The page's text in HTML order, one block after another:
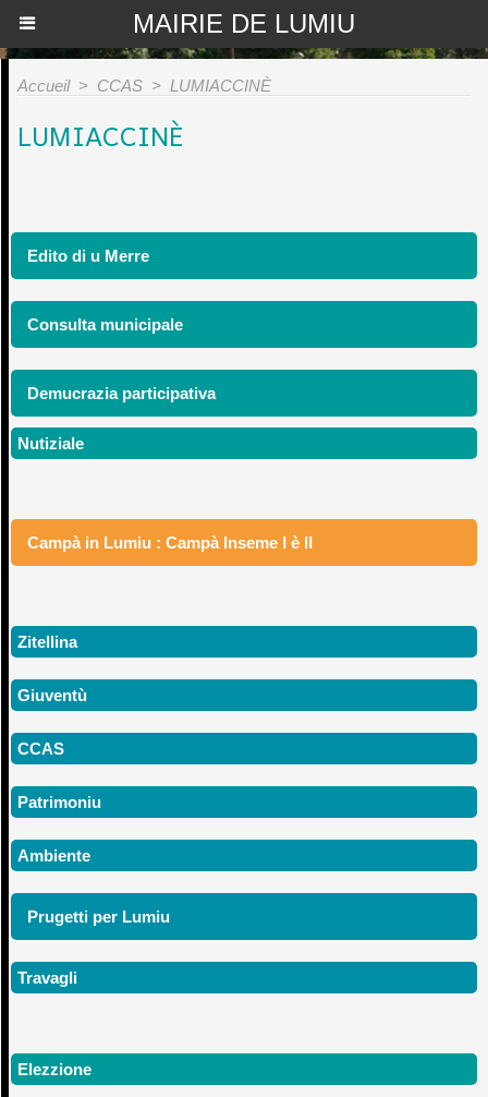
MAIRIE DE LUMIU
Edito di u Merre
Consulta municipale
Demucrazia participativa
Nutiziale
Campà in Lumiu : Campà Inseme I è II
Zitellina
Giuventù
CCAS
Patrimoniu
Ambiente
Prugetti per Lumiu
Travagli
Elezzione
Accueil > CCAS > LUMIACCINÈ
LUMIACCINÈ